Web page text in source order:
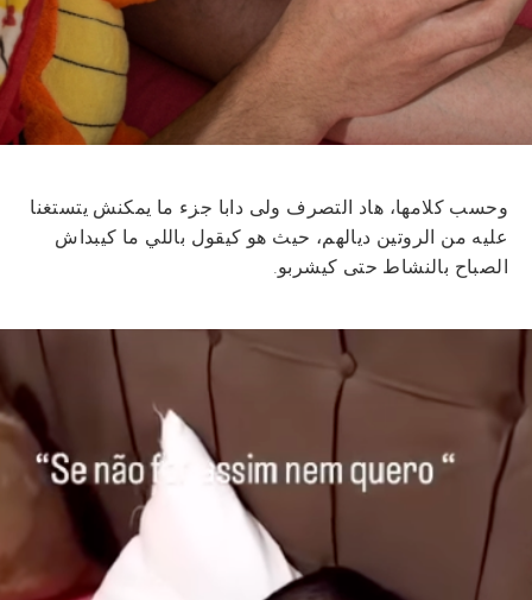
وحسب كلامها، هاد التصرف ولى دابا جزء ما يمكنش يتستغنا
عليه من الروتين ديالهم، حيث هو كيقول باللي ما كيبداش
الصباح بالنشاط حتى كيشربو.